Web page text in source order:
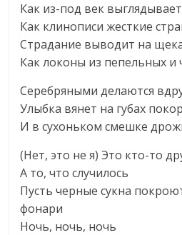
Как из-под век
Как клинописи жесткие
Страдание выводит на
Как локоны из пепельных и
Серебряными делаются
Улыбка вянет на губах
И в сухоньком смешке
(Нет, это не я) Это кто-то
А то, что случилось
Пусть черные сукна
фонари
Ночь, ночь, ночь